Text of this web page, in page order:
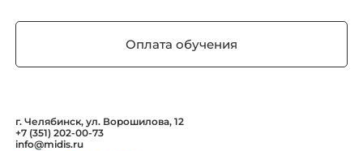
Оплата обучения
г. Челябинск, ул. Ворошилова, 12
+7 (351) 202-00-73
info@midis.ru